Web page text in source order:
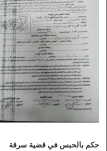
حكم بالحبس في قضية سرقة